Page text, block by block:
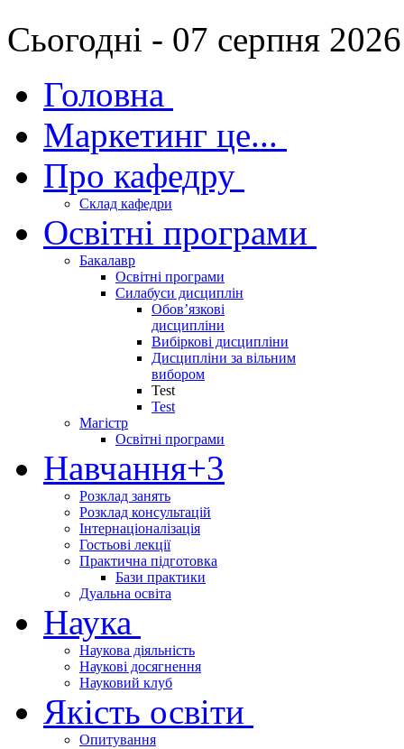
Сьогодні - 07 серпня
Головна
Маркетинг це...
Про кафедру
Склад кафедри
Освітні програми
Бакалавр
Освітні програми
Силабуси дисциплін
Обов’язкові
дисципліни
Вибіркові дисципліни
Дисципліни за вільним
вибором
Test
Test
Магістр
Освітні програми
Навчання+3
Розклад занять
Розклад консультацій
Інтернаціоналізація
Гостьові лекції
Практична підготовка
Бази практики
Дуальна освіта
Наука
Наукова діяльність
Наукові досягнення
Науковий клуб
Якість освіти
Опитування